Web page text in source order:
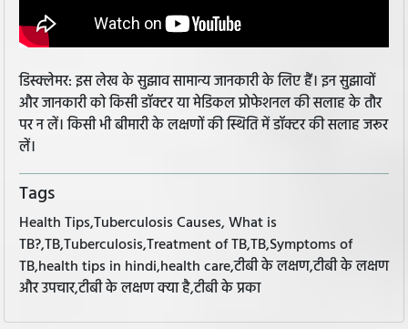
डिस्क्लेमर: इस लेख के सुझाव सामान्य जानकारी के लिए हैं। इन सुझावों
और जानकारी को किसी डॉक्टर या मेडिकल प्रोफेशनल की सलाह के तौर
पर न लें। किसी भी बीमारी के लक्षणों की स्थिति में डॉक्टर की सलाह जरूर
लें।
Tags
Health Tips,Tuberculosis Causes, What is
TB?,TB,Tuberculosis,Treatment of TB,TB,Symptoms of
TB,health tips in hindi,health care,टीबी के लक्षण,टीबी के लक्षण
और उपचार,टीबी के लक्षण क्या है,टीबी के प्रका